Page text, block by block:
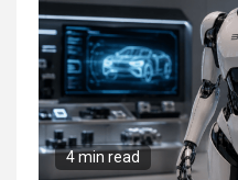
4 min read